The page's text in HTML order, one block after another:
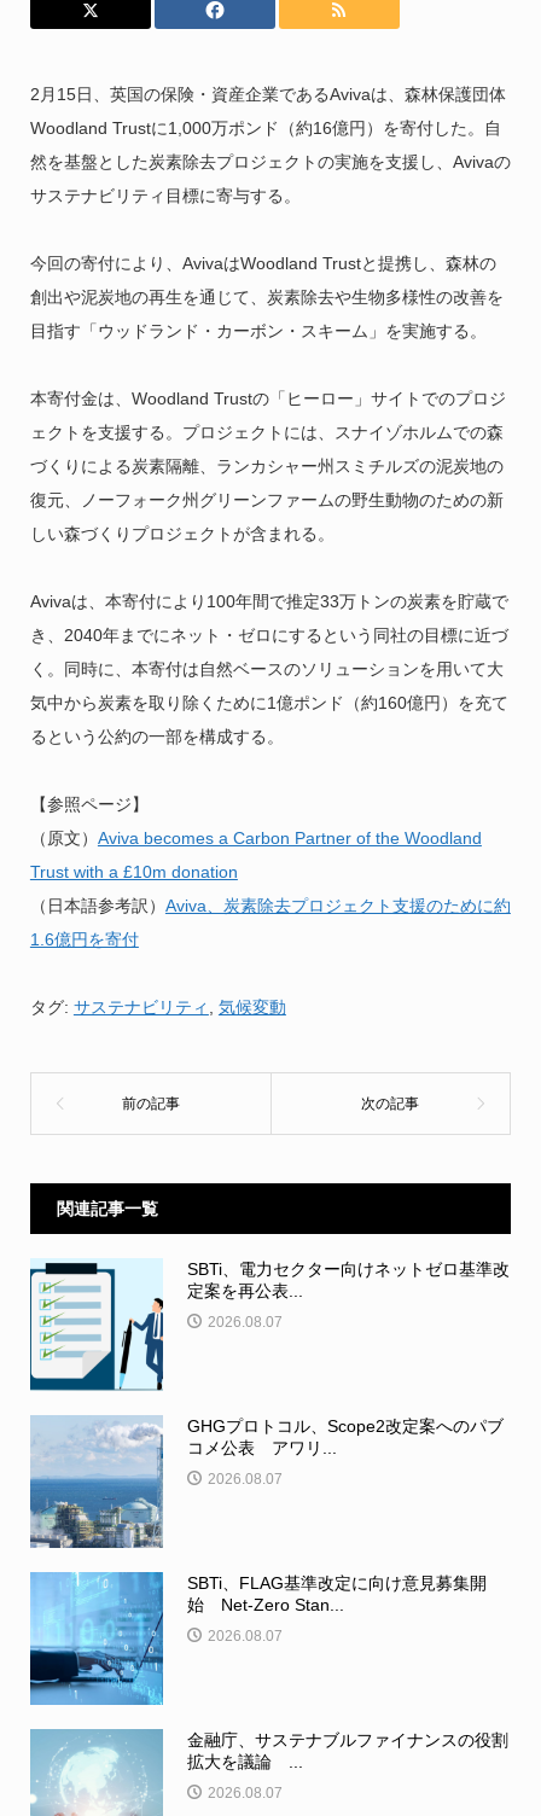
2月15日、英国の保険・資産企業であるAvivaは、森林保護団体
Woodland Trustに1,000万ポンド（約16億円）を寄付した。自
然を基盤とした炭素除去プロジェクトの実施を支援し、Avivaの
サステナビリティ目標に寄与する。
今回の寄付により、AvivaはWoodland Trustと提携し、森林の
創出や泥炭地の再生を通じて、炭素除去や生物多様性の改善を
目指す「ウッドランド・カーボン・スキーム」を実施する。
本寄付金は、Woodland Trustの「ヒーロー」サイトでのプロジ
ェクトを支援する。プロジェクトには、スナイゾホルムでの森
づくりによる炭素隔離、ランカシャー州スミチルズの泥炭地の
復元、ノーフォーク州グリーンファームの野生動物のための新
しい森づくりプロジェクトが含まれる。
Avivaは、本寄付により100年間で推定33万トンの炭素を貯蔵で
き、2040年までにネット・ゼロにするという同社の目標に近づ
く。同時に、本寄付は自然ベースのソリューションを用いて大
気中から炭素を取り除くために1億ポンド（約160億円）を充て
るという公約の一部を構成する。
【参照ページ】
（原文） Aviva becomes a Carbon Partner of the Woodland
Trust with a £10m donation
（日本語参考訳） Aviva、炭素除去プロジェクト支援のために約
1.6億円を寄付
タグ: サステナビリティ 気候変動
関連記事一覧
SBTi、電力セクター向けネットゼロ基準改
定案を再公表...
2026.08.07
GHGプロトコル、Scope2改定案へのパブ
コメ公表 アワリ...
2026.08.07
SBTi、FLAG基準改定に向け意見募集開
始 Net-Zero Stan...
2026.08.07
金融庁、サステナブルファイナンスの役割
拡大を議論 ...
2026.08.07